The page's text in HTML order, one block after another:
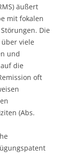
äußert
mit fokalen
Die
viele
und
die
oft
(Abs.